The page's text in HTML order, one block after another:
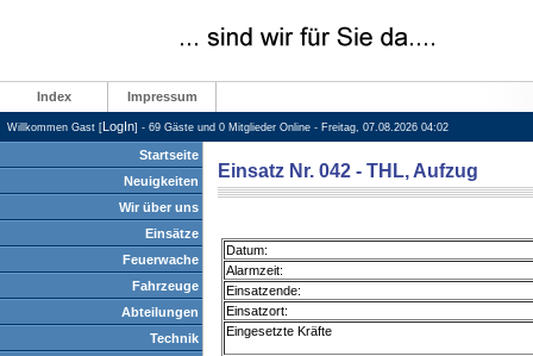
Index Impressum
Willkommen Gast [LogIn] - 69 Gäste und 0 Mitglieder Online - Freitag, 07.08.2026 04:02
Startseite
Neuigkeiten
Wir über uns
Einsätze
Feuerwache
Fahrzeuge
Abteilungen
Technik
Einsatz Nr. 042 - THL, Aufzug
Datum:
Alarmzeit:
Einsatzende:
Einsatzort:
Eingesetzte Kräfte